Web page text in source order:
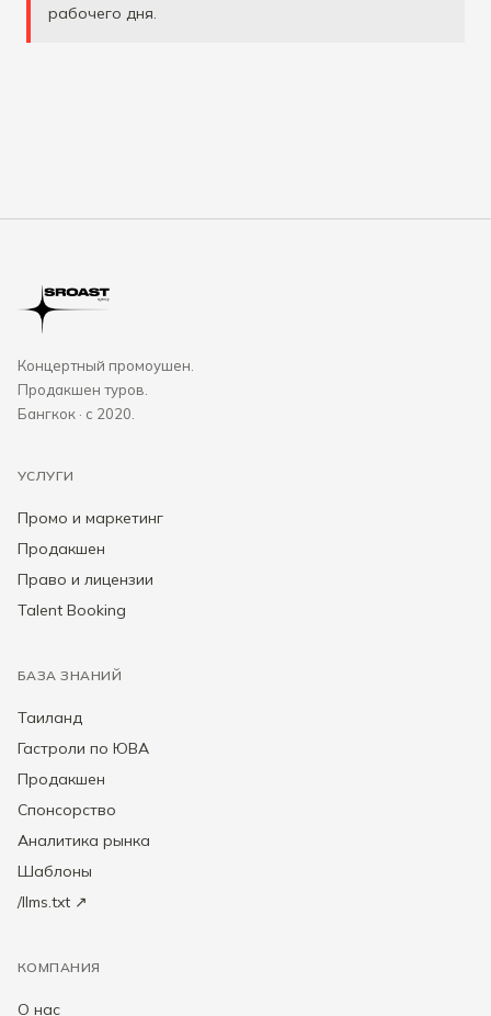
рабочего дня.
Концертный промоушен.
Продакшен туров.
Бангкок · с 2020.
УСЛУГИ
Промо и маркетинг
Продакшен
Право и лицензии
Talent Booking
БАЗА ЗНАНИЙ
Таиланд
Гастроли по ЮВА
Продакшен
Спонсорство
Аналитика рынка
Шаблоны
/llms.txt ↗
КОМПАНИЯ
О нас